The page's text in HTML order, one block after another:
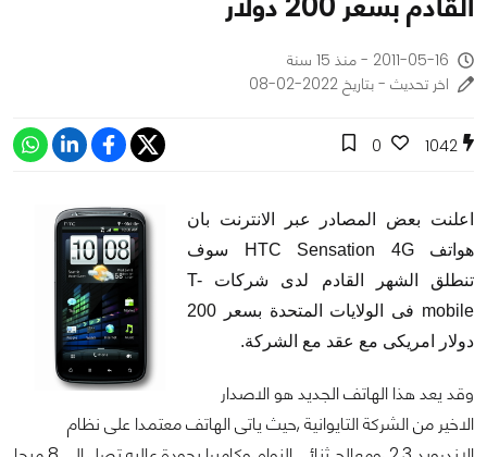
2011-05-16 - منذ 15 سنة
اخر تحديث - بتاريخ 2022-02-08
1042
0
اعلنت بعض المصادر عبر الانترنت بان
هواتف HTC Sensation 4G سوف
تنطلق الشهر القادم لدى شركات T-
mobile فى الولايات المتحدة بسعر 200
دولار امريكى مع عقد مع الشركة.
وقد يعد هذا الهاتف الجديد هو الاصدار
الاخير من الشركة التايوانية ,حيث ياتى الهاتف معتمدا على نظام